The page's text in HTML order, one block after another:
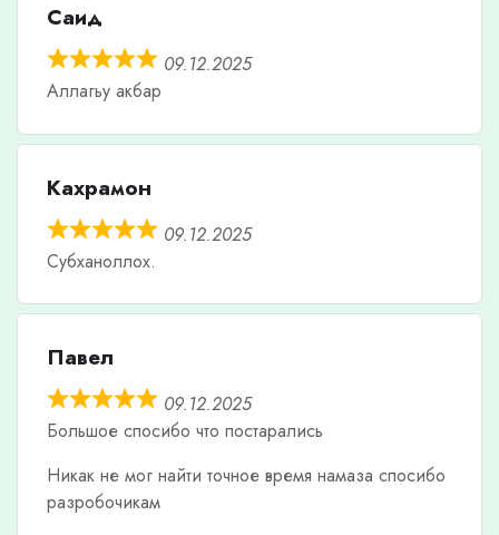
Саид
09.12.2025
Аллагьу акбар
Кахрамон
09.12.2025
Субханоллох.
Павел
09.12.2025
Большое спосибо что постарались
Никак не мог найти точное время намаза спосибо
разробочикам